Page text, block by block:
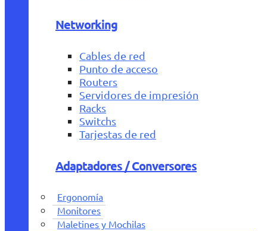
Networking
Cables de red
Punto de acceso
Routers
Servidores de impresión
Racks
Switchs
Tarjestas de red
Adaptadores / Conversores
Ergonomía
Monitores
Maletines y Mochilas